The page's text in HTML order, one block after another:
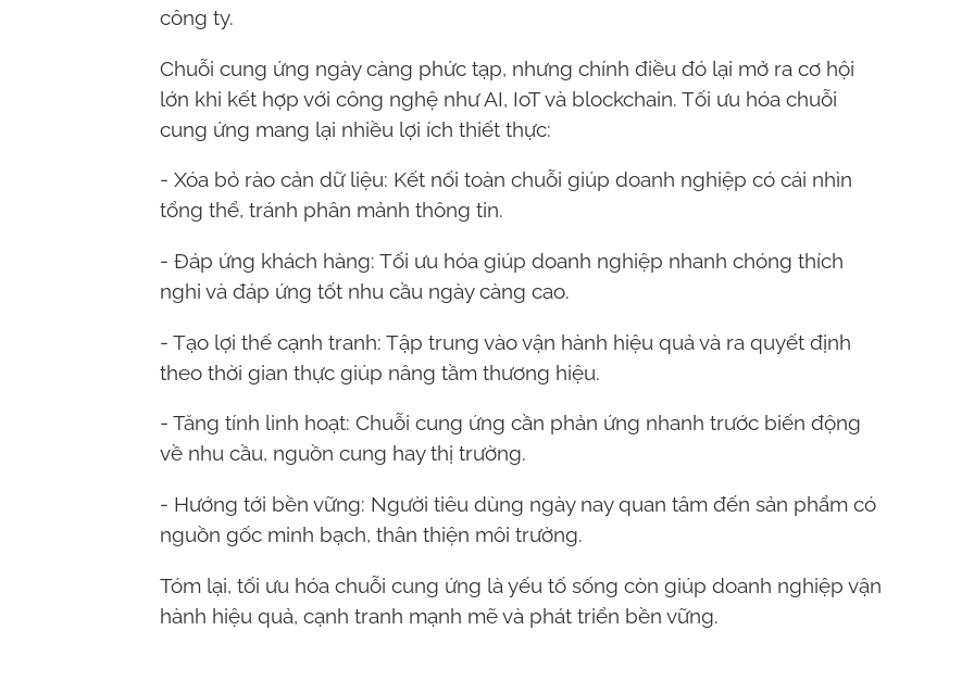
công ty.
Chuỗi cung ứng ngày càng phức tạp, nhưng chính điều đó lại mở ra cơ hội
lớn khi kết hợp với công nghệ như AI, IoT và blockchain. Tối ưu hóa chuỗi
cung ứng mang lại nhiều lợi ích thiết thực:
- Xóa bỏ rào cản dữ liệu: Kết nối toàn chuỗi giúp doanh nghiệp có cái nhìn
tổng thể, tránh phân mảnh thông tin.
- Đáp ứng khách hàng: Tối ưu hóa giúp doanh nghiệp nhanh chóng thích
nghi và đáp ứng tốt nhu cầu ngày càng cao.
- Tạo lợi thế cạnh tranh: Tập trung vào vận hành hiệu quả và ra quyết định
theo thời gian thực giúp nâng tầm thương hiệu.
- Tăng tính linh hoạt: Chuỗi cung ứng cần phản ứng nhanh trước biến động
về nhu cầu, nguồn cung hay thị trường.
- Hướng tới bền vững: Người tiêu dùng ngày nay quan tâm đến sản phẩm có
nguồn gốc minh bạch, thân thiện môi trường.
Tóm lại, tối ưu hóa chuỗi cung ứng là yếu tố sống còn giúp doanh nghiệp vận
hành hiệu quả, cạnh tranh mạnh mẽ và phát triển bền vững.